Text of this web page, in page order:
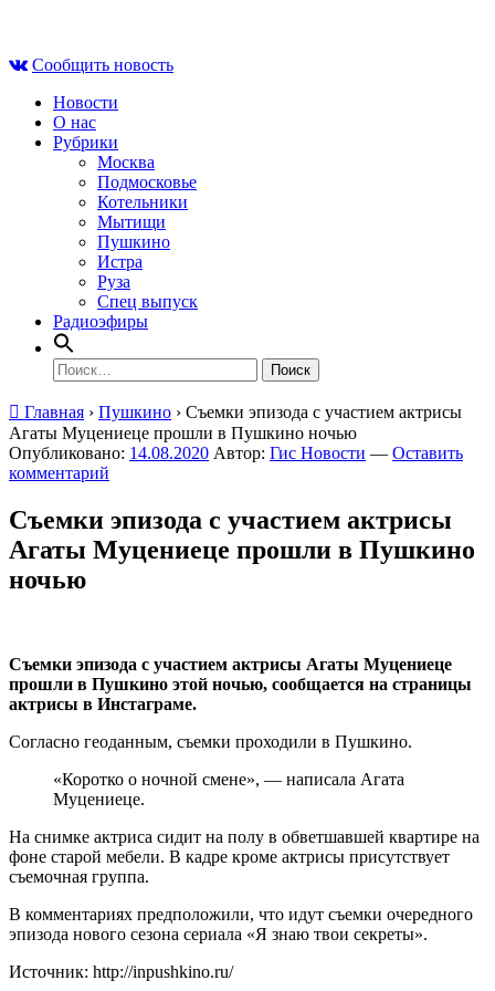
contentСообщить новость
Новости
О нас
Рубрики
Москва
Подмосковье
Котельники
Мытищи
Пушкино
Истра
Руза
Спец выпуск
Радиоэфиры
Найти:
Главная › Пушкино › Съемки эпизода с участием актрисы
Агаты Муцениеце прошли в Пушкино ночью
Опубликовано: 14.08.2020 Автор: Гис Новости — Оставить
комментарий
Съемки эпизода с участием актрисы
Агаты Муцениеце прошли в Пушкино
ночью
Съемки эпизода с участием актрисы Агаты Муцениеце
прошли в Пушкино этой ночью, сообщается на страницы
актрисы в Инстаграме.
Согласно геоданным, съемки проходили в Пушкино.
«Коротко о ночной смене», — написала Агата
Муцениеце.
На снимке актриса сидит на полу в обветшавшей квартире на
фоне старой мебели. В кадре кроме актрисы присутствует
съемочная группа.
В комментариях предположили, что идут съемки очередного
эпизода нового сезона сериала «Я знаю твои секреты».
Источник: http://inpushkino.ru/